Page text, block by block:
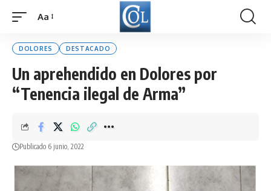
Font
Aa
DOLORES DESTACADO
Un aprehendido en Dolores por
“Tenencia ilegal de Arma”
Publicado 6 junio, 2022